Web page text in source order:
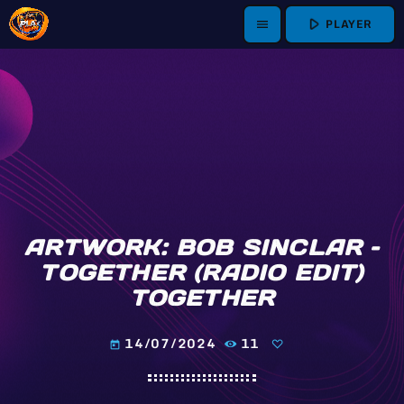
menu play_arrow PLAYER
ARTWORK: BOB SINCLAR –
TOGETHER (RADIO EDIT)
TOGETHER
today 14/07/2024 11